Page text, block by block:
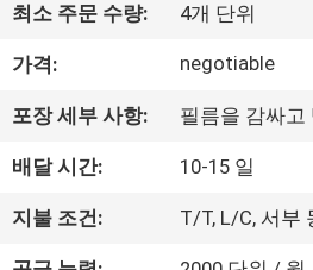
여
공
장
최소 주문 수량: 4개 단위
가격: negotiable
포장 세부 사항: 필름을 감싸고
배달 시간: 10-15 일
지불 조건: T/T, L/C, 서부